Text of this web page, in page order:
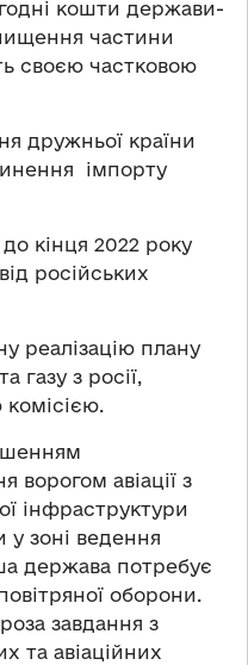
кошти держави-
частини
своєю частковою
дружньої країни
імпорту
кінця 2022 року
російських
реалізацію плану
газу з росії,
ворогом авіації з
інфраструктури
у зоні ведення
держава потребує
оборони.
завдання з
та авіаційних